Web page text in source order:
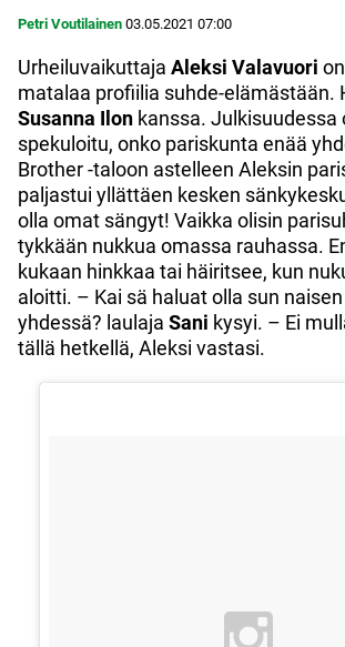
Petri Voutilainen 03.05.2021 07:00
Urheiluvaikuttaja Aleksi Valavuori
matalaa profiilia suhde-elämästään.
Susanna Ilon kanssa. Julkisuudessa
spekuloitu, onko pariskunta enää
Brother -taloon astelleen Aleksin
paljastui yllättäen kesken
olla omat sängyt! Vaikka olisin
tykkään nukkua omassa rauhassa.
kukaan hinkkaa tai häiritsee, kun
aloitti. – Kai sä haluat olla sun
yhdessä? laulaja Sani kysyi. – Ei
tällä hetkellä, Aleksi vastasi.